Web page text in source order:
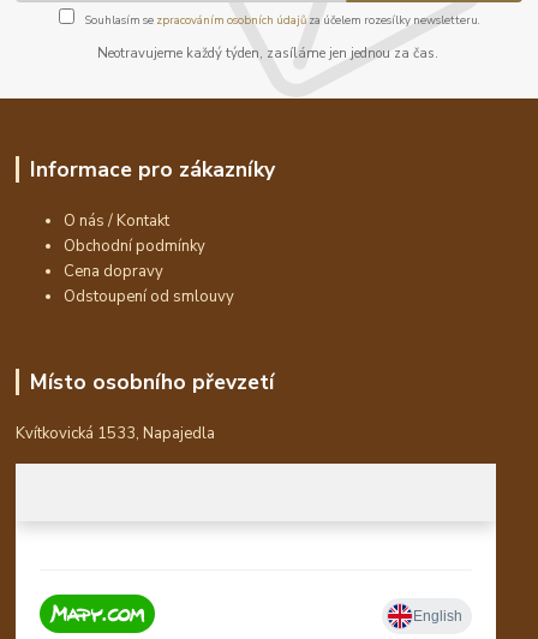
Souhlasím se zpracováním osobních údajůza účelem rozesílky newsletteru.
Neotravujeme každý týden, zasíláme jen jednou za čas.
Informace pro zákazníky
O nás / Kontakt
Obchodní podmínky
Cena dopravy
Odstoupení od smlouvy
Místo osobního převzetí
Kvítkovická 1533, Napajedla